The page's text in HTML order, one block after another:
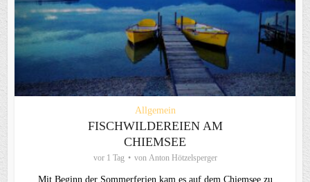
Allgemein
FISCHWILDEREIEN AM
CHIEMSEE
vor 1 Tag von Anton Hötzelsperger
Mit Beginn der Sommerferien kam es auf dem Chiemsee zu